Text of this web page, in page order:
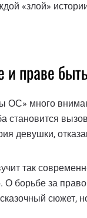
«злой»
и праве
ОС» много
становится
девушки,
так
борьбе за
сюжет,